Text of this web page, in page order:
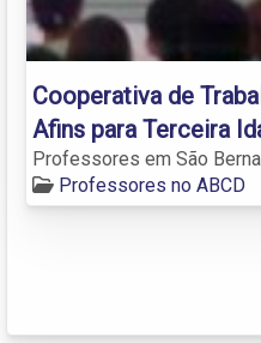
Cooperativa de
Afins para Terceira
Professores em São
Professores no ABCD